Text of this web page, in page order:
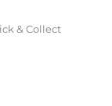
& Collect